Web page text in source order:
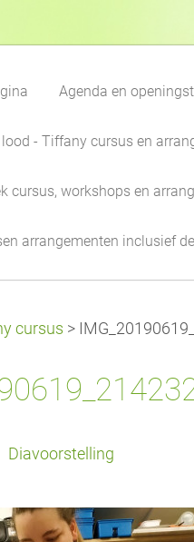
Agenda en
- Tiffany cursus en
cursus, workshops en
arrangementen inclusief
cursus >
Diavoorstelling